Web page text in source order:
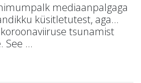
mediaanpalgaga
küsitletutest, aga…
tsunamist
See ...